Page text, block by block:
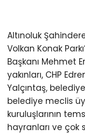
Altınoluk
Volkan Konak
Başkanı Mehmet
yakınları, CHP
Yalçıntaş,
belediye meclis
kuruluşlarının
hayranları ve çok